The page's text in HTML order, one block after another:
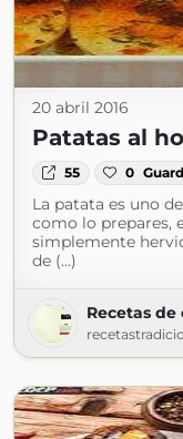
20 abril 2016
Patatas al
55 0
La patata es uno
como lo prepares,
simplemente
de (...)
Recetas